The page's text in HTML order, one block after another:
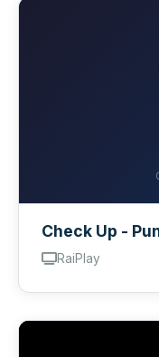
Check Up -
RaiPlay